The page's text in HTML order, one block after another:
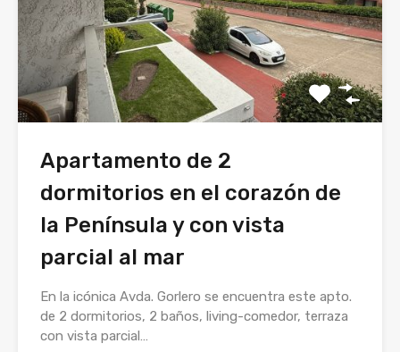
Apartamento de 2
dormitorios en el corazón de
la Península y con vista
parcial al mar
En la icónica Avda. Gorlero se encuentra este apto.
de 2 dormitorios, 2 baños, living-comedor, terraza
con vista parcial…